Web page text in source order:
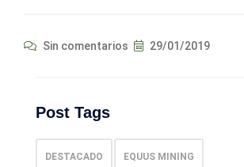
Sin comentarios 29/01/2019
Post Tags
DESTACADO EQUUS MINING